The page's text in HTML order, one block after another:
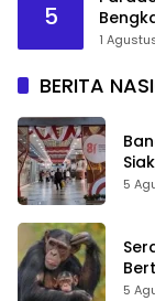
5
1
BERITA
5
5